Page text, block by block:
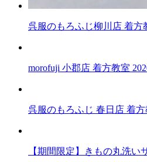
呉服のもろふじ柳川店 着方
morofuji 小郡店 着方教室
呉服のもろふじ 春日店 着方
【期間限定】きもの丸洗い